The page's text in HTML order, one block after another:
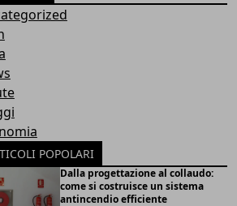
POPOLARI
Dalla progettazione al collaudo:
come si costruisce un sistema
antincendio efficiente